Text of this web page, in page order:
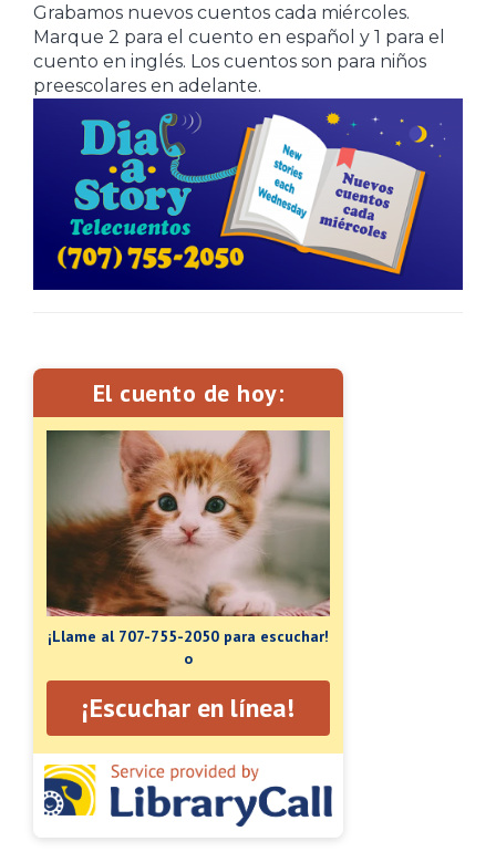
Grabamos nuevos cuentos cada miércoles.
Marque 2 para el cuento en español y 1 para el
cuento en inglés. Los cuentos son para niños
preescolares en adelante.
El cuento de hoy:
¡Llame al 707-755-2050 para escuchar!
o
¡Escuchar en línea!